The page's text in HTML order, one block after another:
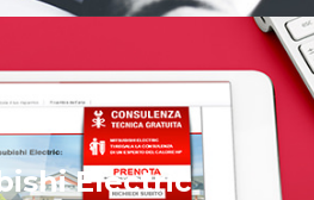
Electric